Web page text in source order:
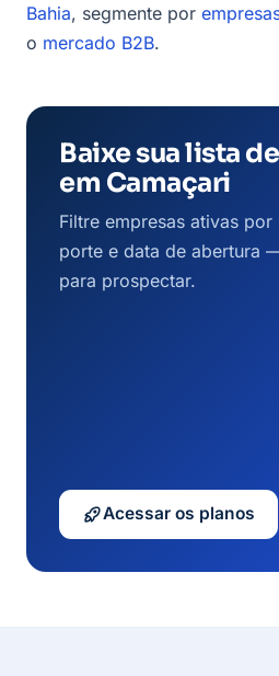
Bahia, segmente por
o mercado B2B.
Baixe sua lista
em Camaçari
Filtre empresas ativas por
porte e data de abertura
para prospectar.
Acessar os planos